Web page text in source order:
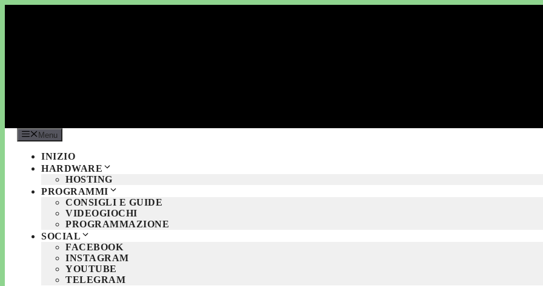
Menu
INIZIO
HARDWARE
HOSTING
PROGRAMMI
CONSIGLI E GUIDE
VIDEOGIOCHI
PROGRAMMAZIONE
SOCIAL
FACEBOOK
INSTAGRAM
YOUTUBE
TELEGRAM